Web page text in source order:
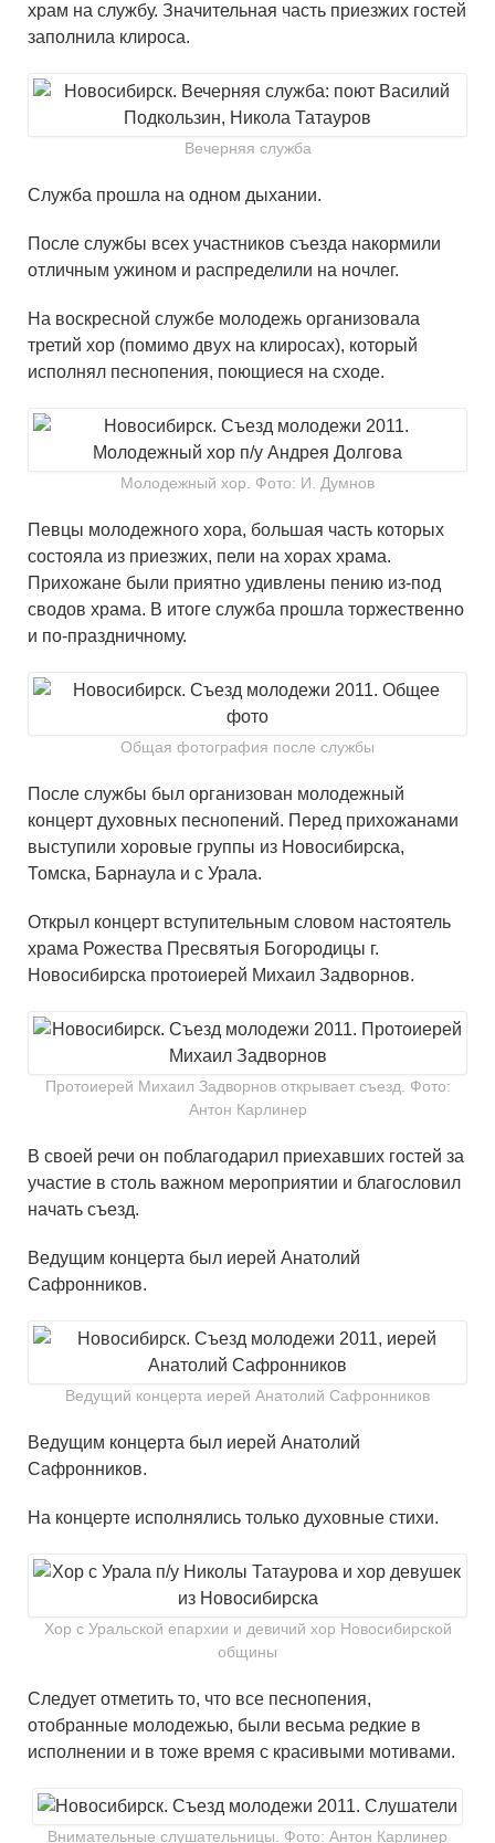
храм на службу. Значительная часть приезжих гостей
заполнила клироса.
Вечерняя служба
Служба прошла на одном дыхании.
После службы всех участников съезда накормили
отличным ужином и распределили на ночлег.
На воскресной службе молодежь организовала
третий хор (помимо двух на клиросах), который
исполнял песнопения, поющиеся на сходе.
Молодежный хор. Фото: И. Думнов
Певцы молодежного хора, большая часть которых
состояла из приезжих, пели на хорах храма.
Прихожане были приятно удивлены пению из-под
сводов храма. В итоге служба прошла торжественно
и по-праздничному.
Общая фотография после службы
После службы был организован молодежный
концерт духовных песнопений. Перед прихожанами
выступили хоровые группы из Новосибирска,
Томска, Барнаула и с Урала.
Открыл концерт вступительным словом настоятель
храма Рожества Пресвятыя Богородицы г.
Новосибирска протоиерей Михаил Задворнов.
Протоиерей Михаил Задворнов открывает съезд. Фото:
Антон Карлинер
В своей речи он поблагодарил приехавших гостей за
участие в столь важном мероприятии и благословил
начать съезд.
Ведущим концерта был иерей Анатолий
Сафронников.
Ведущий концерта иерей Анатолий Сафронников
Ведущим концерта был иерей Анатолий
Сафронников.
На концерте исполнялись только духовные стихи.
Хор с Уральской епархии и девичий хор Новосибирской
общины
Следует отметить то, что все песнопения,
отобранные молодежью, были весьма редкие в
исполнении и в тоже время с красивыми мотивами.
Внимательные слушательницы. Фото: Антон Карлинер